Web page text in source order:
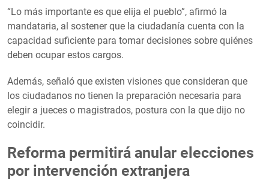
“Lo más importante es que elija el pueblo”, afirmó la
mandataria, al sostener que la ciudadanía cuenta con la
capacidad suficiente para tomar decisiones sobre quiénes
deben ocupar estos cargos.
Además, señaló que existen visiones que consideran que
los ciudadanos no tienen la preparación necesaria para
elegir a jueces o magistrados, postura con la que dijo no
coincidir.
Reforma permitirá anular elecciones
por intervención extranjera